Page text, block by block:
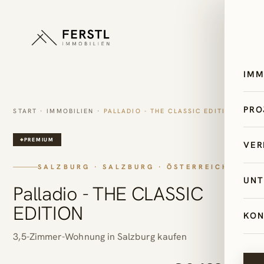
START ·IMMOBILIEN · PALLADIO - THE CLASSIC EDITION
PREMIUM
SALZBURG · SALZBURG · ÖSTERREICH
Palladio - THE CLASSIC
EDITION
3,5-Zimmer-Wohnung in Salzburg kaufen